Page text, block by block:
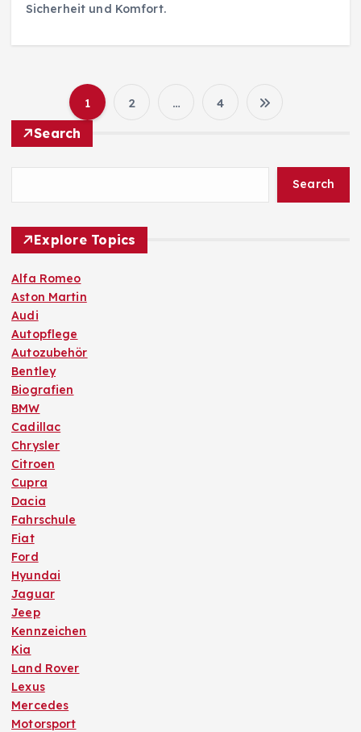
Sicherheit und Komfort.
S
e
i
1 2 … 4
Search
Search
Explore Topics
Alfa Romeo
Aston Martin
Audi
Autopflege
Autozubehör
Bentley
Biografien
BMW
Cadillac
Chrysler
Citroen
Cupra
Dacia
Fahrschule
Fiat
Ford
Hyundai
Jaguar
Jeep
Kennzeichen
Kia
Land Rover
Lexus
Mercedes
Motorsport